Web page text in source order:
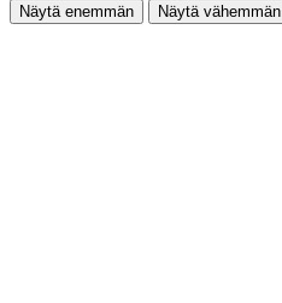
Näytä enemmän Näytä vähemmän